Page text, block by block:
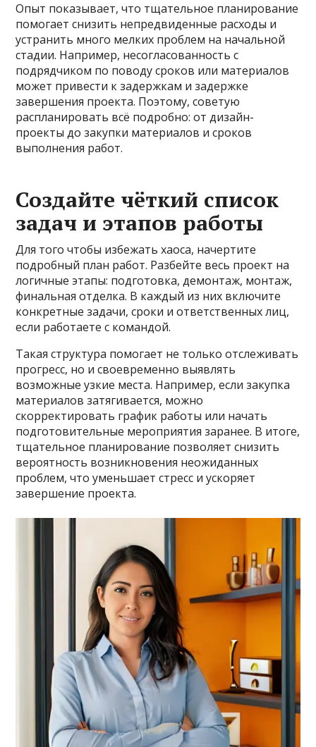
Опыт показывает, что тщательное планирование
помогает снизить непредвиденные расходы и
устранить много мелких проблем на начальной
стадии. Например, несогласованность с
подрядчиком по поводу сроков или материалов
может привести к задержкам и задержке
завершения проекта. Поэтому, советую
распланировать всё подробно: от дизайн-
проекты до закупки материалов и сроков
выполнения работ.
Создайте чёткий список
задач и этапов работы
Для того чтобы избежать хаоса, начертите
подробный план работ. Разбейте весь проект на
логичные этапы: подготовка, демонтаж, монтаж,
финальная отделка. В каждый из них включите
конкретные задачи, сроки и ответственных лиц,
если работаете с командой.
Такая структура помогает не только отслеживать
прогресс, но и своевременно выявлять
возможные узкие места. Например, если закупка
материалов затягивается, можно
скорректировать график работы или начать
подготовительные мероприятия заранее. В итоге,
тщательное планирование позволяет снизить
вероятность возникновения неожиданных
проблем, что уменьшает стресс и ускоряет
завершение проекта.